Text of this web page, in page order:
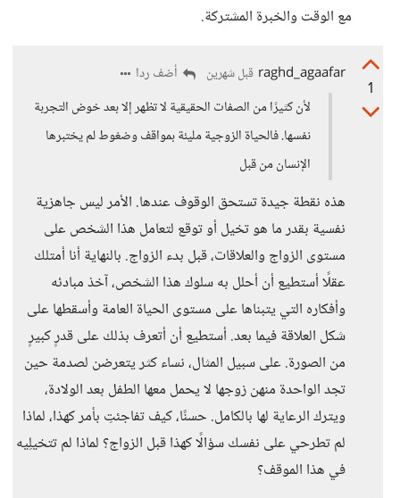
مع الوقت والخبرة المشتركة.
1
raghd_agaafar قبل شهرين
أضف ردا
لأن كثيرًا من الصفات الحقيقية لا تظهر إلا بعد خوض التجربة
نفسها. فالحياة الزوجية مليئة بمواقف وضغوط لم يختبرها
الإنسان من قبل
هذه نقطة جيدة تستحق الوقوف عندها. الأمر ليس جاهزية
نفسية بقدر ما هو تخيل أو توقع لتعامل هذا الشخص على
مستوى الزواج والعلاقات، قبل بدء الزواج. بالنهاية أنا أمتلك
عقلًا أستطيع أن أحلل به سلوك هذا الشخص، آخذ مبادئه
وأفكاره التي يتبناها على مستوى الحياة العامة وأسقطها على
شكل العلاقة فيما بعد. أستطيع أن أتعرف بذلك على قدرٍ كبيرٍ
من الصورة. على سبيل المثال، نساء كثر يتعرضن لصدمة حين
تجد الواحدة منهن زوجها لا يحمل معها الطفل بعد الولادة،
ويترك الرعاية لها بالكامل. حسنًا، كيف تفاجئتِ بأمر كهذا، لماذا
لم تطرحي على نفسك سؤالًا كهذا قبل الزواج؟ لماذا لم تتخيلِيه
في هذا الموقف؟